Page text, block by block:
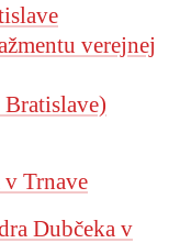
verejnej
Trnave
Dubčeka v